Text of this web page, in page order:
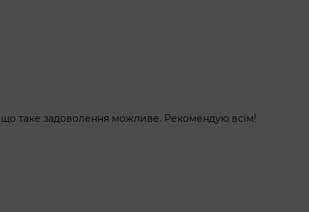
таке задоволення можливе. Рекомендую всім!